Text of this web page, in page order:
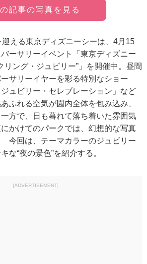
記事の写真を見る
える東京ディズニーシーは、4月15
ーサリーイベント「東京ディズニー
リング・ジュビリー”」を開催中。昼間
サリーイヤーを彩る特別なショー
ジュビリー・セレブレーション」など
ふれる空気が園内全体を包み込み、
方で、日も暮れて落ち着いた雰囲気
かけてのパークでは、幻想的な写真
今回は、テーマカラーのジュビリー
な“夜の景色”を紹介する。
[ADVERTISEMENT]